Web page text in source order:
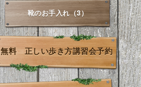
靴のお手入れ（3）
無料 正しい歩き方講習会予約